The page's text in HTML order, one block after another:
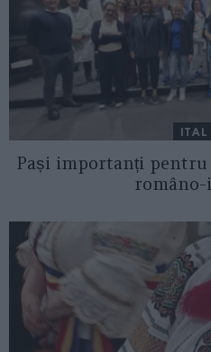
Pași importanți pentru